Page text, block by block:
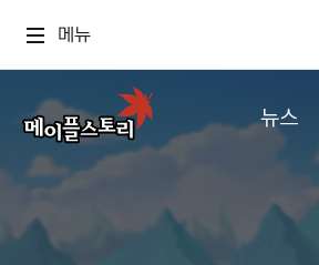
메뉴
뉴스
공지사항
업데이트